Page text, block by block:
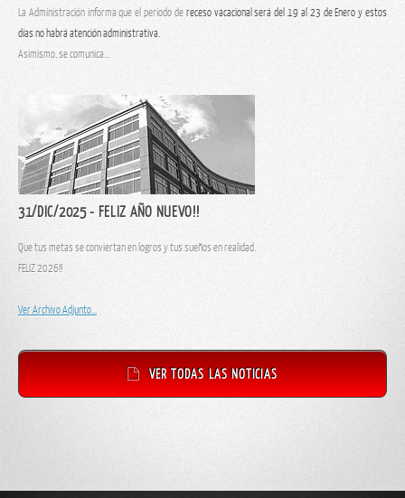
La Administración informa que el período dereceso vacacional será del 19 al 23 de Enero y estos
días no habrá atención administrativa.
Asimismo, se comunica...
31/DIC/2025 - FELIZ AÑO NUEVO!!
Que tus metas se conviertan en logros y tus sueños en realidad.
FELIZ 2026!!
Ver Archivo Adjunto...
VER TODAS LAS NOTICIAS